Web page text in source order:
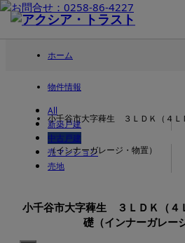
ホーム
物件情報
小千谷市大字薭生 ３ＬＤＫ（４Ｌ
（インナーガレージ・物置）
All
新築戸建
中古戸建
売マンション
売地
小千谷市大字薭生 ３ＬＤＫ（４
礎（インナーガレー